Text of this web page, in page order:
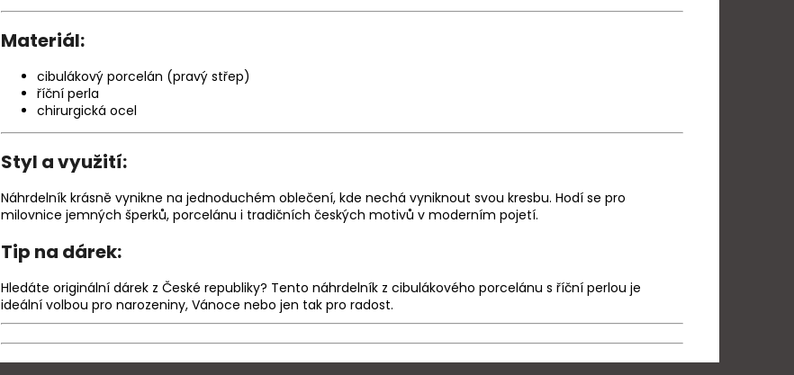
Materiál:
cibulákový porcelán (pravý střep)
říční perla
chirurgická ocel
Styl a využití:
Náhrdelník krásně vynikne na jednoduchém oblečení, kde nechá vyniknout svou kresbu. Hodí se pro
milovnice jemných šperků, porcelánu i tradičních českých motivů v moderním pojetí.
Tip na dárek:
Hledáte originální dárek z České republiky? Tento náhrdelník z cibulákového porcelánu s říční perlou je
ideální volbou pro narozeniny, Vánoce nebo jen tak pro radost.